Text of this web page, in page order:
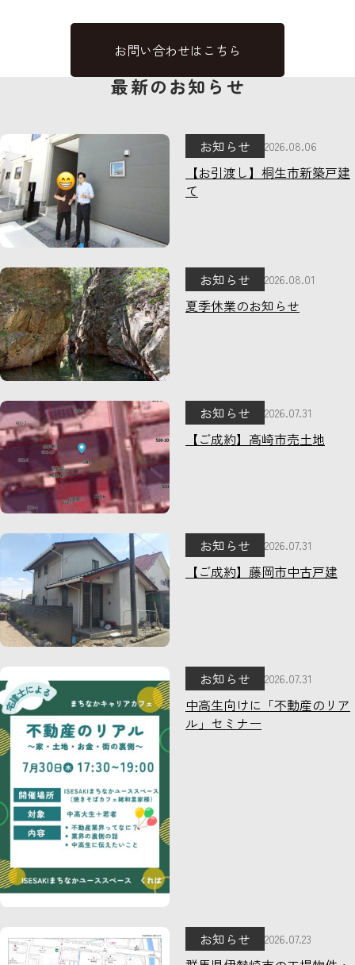
お問い合わせはこちら
最新のお知らせ
お知らせ 2026.08.06
【お引渡し】桐生市新築戸建
て
お知らせ 2026.08.01
夏季休業のお知らせ
お知らせ 2026.07.31
【ご成約】高崎市売土地
お知らせ 2026.07.31
【ご成約】藤岡市中古戸建
お知らせ 2026.07.31
中高生向けに「不動産のリア
ル」セミナー
お知らせ 2026.07.23